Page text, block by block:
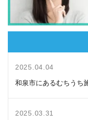
2025.04.04
和泉市にあるむちうち
2025.03.31